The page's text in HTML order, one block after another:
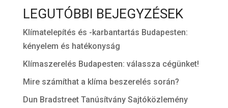
LEGUTÓBBI BEJEGYZÉSEK
Klímatelepítés és -karbantartás Budapesten:
kényelem és hatékonyság
Klímaszerelés Budapesten: válassza cégünket!
Mire számíthat a klíma beszerelés során?
Dun Bradstreet Tanúsítvány Sajtóközlemény